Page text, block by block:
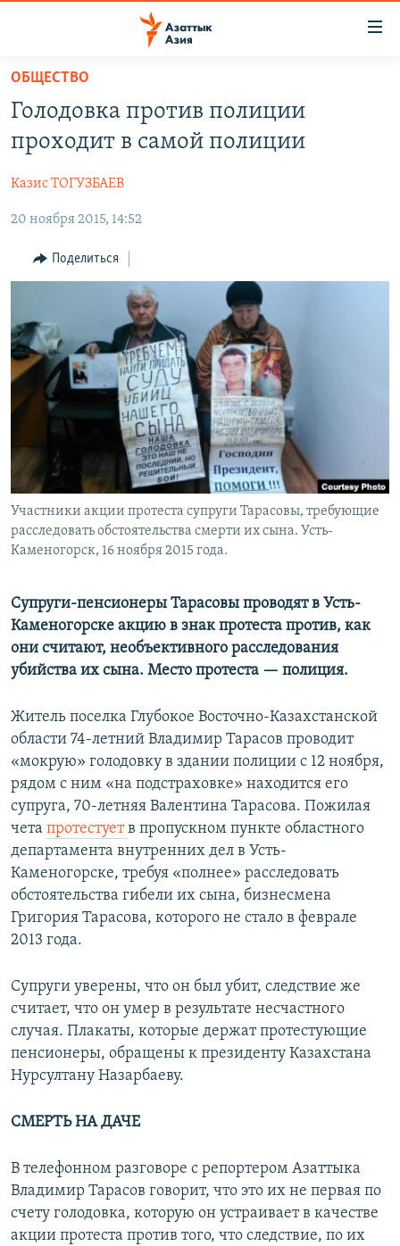
Вернуться
основному
содержанию
Вернутся
навигации
Вернутся
УЗБЕКИСТАН
ТАДЖИКИСТАН
НОВОСТИ
ВОЙНА В УКРАИНЕ
НА ДРУГИХ ЯЗЫКАХ
ҚАЗАҚША
КЫРГЫЗЧА
ТОҶИКӢ
TÜRKMENÇE
Все сайты РСЕ/РС
ОБЩЕСТВО
Голодовка против полиции
проходит в самой полиции
Казис ТОГУЗБАЕВ
20 ноября 2015, 14:52
Поделиться
Участники акции протеста супруги Тарасовы, требующие
расследовать обстоятельства смерти их сына. Усть-
Каменогорск, 16 ноября 2015 года.
Супруги-пенсионеры Тарасовы проводят в Усть-
Каменогорске акцию в знак протеста против, как
они считают, необъективного расследования
убийства их сына. Место протеста — полиция.
Житель поселка Глубокое Восточно-Казахстанской
области 74-летний Владимир Тарасов проводит
«мокрую» голодовку в здании полиции с 12 ноября,
рядом с ним «на подстраховке» находится его
супруга, 70-летняя Валентина Тарасова. Пожилая
чета протестуетв пропускном пункте областного
департамента внутренних дел в Усть-
Каменогорске, требуя «полнее» расследовать
обстоятельства гибели их сына, бизнесмена
Григория Тарасова, которого не стало в феврале
2013 года.
Супруги уверены, что он был убит, следствие же
считает, что он умер в результате несчастного
случая. Плакаты, которые держат протестующие
пенсионеры, обращены к президенту Казахстана
Нурсултану Назарбаеву.
СМЕРТЬ НА ДАЧЕ
В телефонном разговоре с репортером Азаттыка
Владимир Тарасов говорит, что это их не первая по
счету голодовка, которую он устраивает в качестве
акции протеста против того, что следствие, по их